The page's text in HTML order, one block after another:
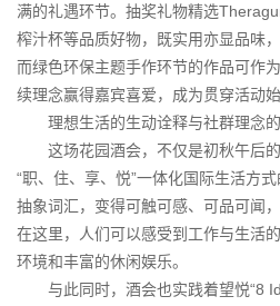
满的礼遇环节。抽奖礼物精选
榨汁杯等品质好物，既实用亦显品味
而绿色环保主题手作环节的作品可作
续理念赢得嘉宾喜爱，成为贯穿活动始
理想生活的生动诠释与社群理念
这场花园酒会，不仅是初秋午后
“职、住、享、悦”一体化国际生活方
抽象词汇，变得可触可感、可品可闻
在这里，人们可以感受到工作与生活
环境和丰富的休闲娱乐。
与此同时，酒会也实践着望悦“8